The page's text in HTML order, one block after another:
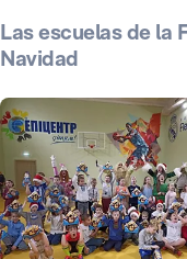
Las escuelas de la
Navidad